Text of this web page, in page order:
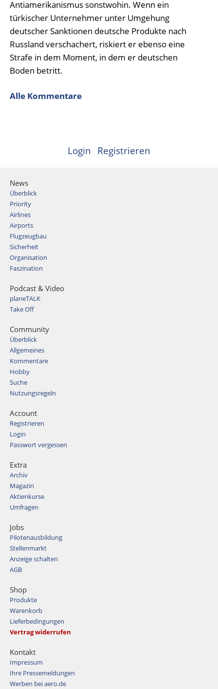
Antiamerikanismus sonstwohin. Wenn ein
türkischer Unternehmer unter Umgehung
deutscher Sanktionen deutsche Produkte nach
Russland verschachert, riskiert er ebenso eine
Strafe in dem Moment, in dem er deutschen
Boden betritt.
Alle Kommentare
Login Registrieren
News
Überblick
Priority
Airlines
Airports
Flugzeugbau
Sicherheit
Organisation
Faszination
Podcast & Video
planeTALK
Take Off
Community
Überblick
Allgemeines
Kommentare
Hobby
Suche
Nutzungsregeln
Account
Registrieren
Login
Passwort vergessen
Extra
Archiv
Magazin
Aktienkurse
Umfragen
Jobs
Pilotenausbildung
Stellenmarkt
Anzeige schalten
AGB
Shop
Produkte
Warenkorb
Lieferbedingungen
Vertrag widerrufen
Kontakt
Impressum
Ihre Pressemeldungen
Werben bei aero.de